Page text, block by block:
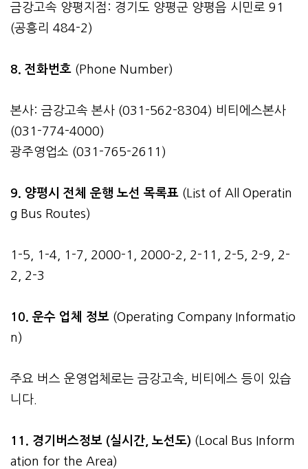
금강고속 양평지점: 경기도 양평군 양평읍 시민로 91
(공흥리 484-2)
8. 전화번호 (Phone Number)
본사: 금강고속 본사 (031-562-8304) 비티에스본사
(031-774-4000)
광주영업소 (031-765-2611)
9. 양평시 전체 운행 노선 목록표 (List of All Operatin
g Bus Routes)
1-5, 1-4, 1-7, 2000-1, 2000-2, 2-11, 2-5, 2-9, 2-
2, 2-3
10. 운수 업체 정보 (Operating Company Informatio
n)
주요 버스 운영업체로는 금강고속, 비티에스 등이 있습
니다.
11. 경기버스정보 (실시간, 노선도) (Local Bus Inform
ation for the Area)